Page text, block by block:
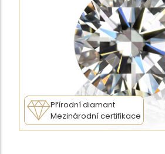
Přírodní diamant
Mezinárodní certifikace